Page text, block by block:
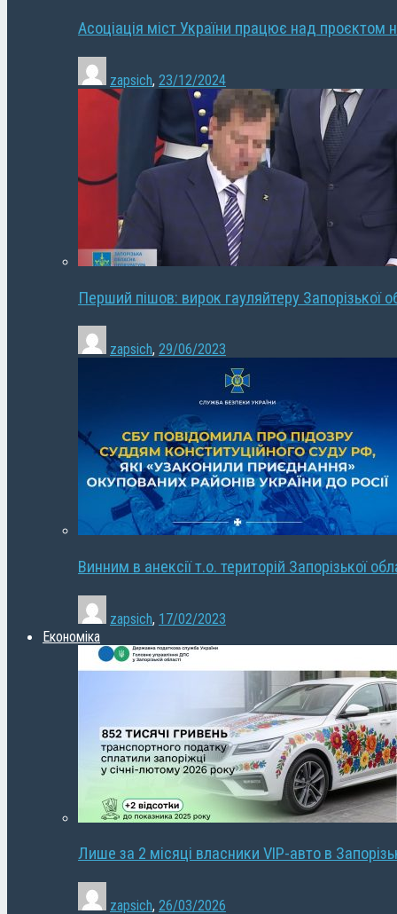
Асоціація міст України працює над проєктом
zapsich, 23/12/2024
Перший пішов: вирок гауляйтеру Запорізької
zapsich, 29/06/2023
Винним в анексії т.о. територій Запорізької
zapsich, 17/02/2023
Економіка
Лише за 2 місяці власники VIP-авто в
zapsich, 26/03/2026